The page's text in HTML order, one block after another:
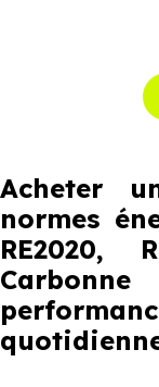
Acheter
normes
RE2020,